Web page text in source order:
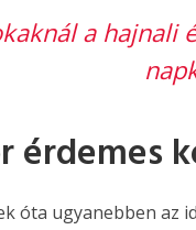
a hajnali
érdemes
óta ugyanebben az